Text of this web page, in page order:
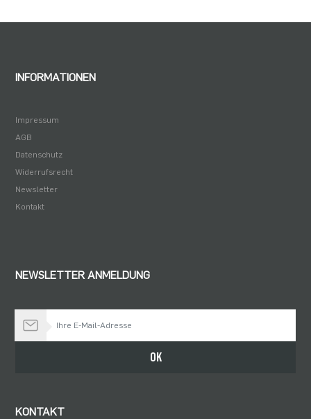
INFORMATIONEN
Impressum
AGB
Datenschutz
Widerrufsrecht
Newsletter
Kontakt
NEWSLETTER ANMELDUNG
OK
KONTAKT